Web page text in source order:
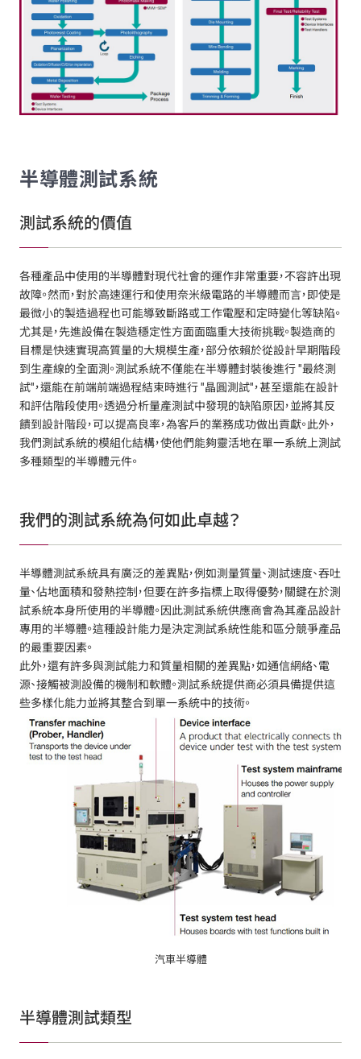
半導體測試系統
測試系統的價值
各種產品中使用的半導體對現代社會的運作非常重要，不容許出現
故障。然而，對於高速運行和使用奈米級電路的半導體而言，即使是
最微小的製造過程也可能導致斷路或工作電壓和定時變化等缺陷。
尤其是，先進設備在製造穩定性方面面臨重大技術挑戰。製造商的
目標是快速實現高質量的大規模生產，部分依賴於從設計早期階段
到生產線的全面測。測試系統不僅能在半導體封裝後進行 "最終測
試"，還能在前端前端過程結束時進行 "晶圓測試"，甚至還能在設計
和評估階段使用。透過分析量產測試中發現的缺陷原因，並將其反
饋到設計階段，可以提高良率，為客戶的業務成功做出貢獻。此外，
我們測試系統的模組化結構，使他們能夠靈活地在單一系統上測試
多種類型的半導體元件。
我們的測試系統為何如此卓越？
半導體測試系統具有廣泛的差異點，例如測量質量、測試速度、吞吐
量、佔地面積和發熱控制，但要在許多指標上取得優勢，關鍵在於測
試系統本身所使用的半導體。因此測試系統供應商會為其產品設計
專用的半導體。這種設計能力是決定測試系統性能和區分競爭產品
的最重要因素。
此外，還有許多與測試能力和質量相關的差異點，如通信網絡、電
源、接觸被測設備的機制和軟體。測試系統提供商必須具備提供這
些多樣化能力並將其整合到單一系統中的技術。
汽車半導體
半導體測試類型